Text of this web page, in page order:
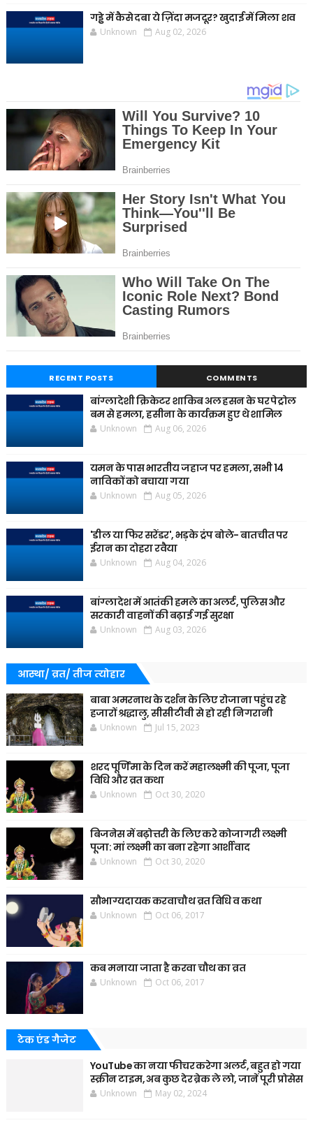
गड्ढे में कैसे दबा ये ज़िंदा मजदूर? खुदाई में मिला शव
Unknown Aug 02, 2026
RECENT POSTS COMMENTS
बांग्लादेशी क्रिकेटर शाकिब अल हसन के घर पेट्रोल
बम से हमला, हसीना के कार्यक्रम हुए थे शामिल
Unknown Aug 06, 2026
यमन के पास भारतीय जहाज पर हमला, सभी 14
नाविकों को बचाया गया
Unknown Aug 05, 2026
'डील या फिर सरेंडर', भड़के ट्रंप बोले- बातचीत पर
ईरान का दोहरा रवैया
Unknown Aug 04, 2026
बांग्लादेश में आतंकी हमले का अलर्ट, पुलिस और
सरकारी वाहनों की बढ़ाई गई सुरक्षा
Unknown Aug 03, 2026
आस्था/ व्रत/ तीज त्‍योहार
बाबा अमरनाथ के दर्शन के लिए रोजाना पहुंच रहे
हजारों श्रद्धालु, सीसीटीवी से हो रही निगरानी
Unknown Jul 15, 2023
शरद पूर्णिमा के दिन करें महालक्ष्मी की पूजा, पूजा
विधि और व्रत कथा
Unknown Oct 30, 2020
बिजनेस में बढ़ोत्तरी के लिए करे कोजागरी लक्ष्मी
पूजा: मां लक्ष्मी का बना रहेगा आर्शीवाद
Unknown Oct 30, 2020
सौभाग्यदायक करवाचौथ व्रत विधि व कथा
Unknown Oct 06, 2017
कब मनाया जाता है करवा चौथ का व्रत
Unknown Oct 06, 2017
टेक एंड गैजेट
YouTube का नया फीचर करेगा अलर्ट, बहुत हो गया
स्क्रीन टाइम, अब कुछ देर ब्रेक ले लो, जानें पूरी प्रोसेस
Unknown May 02, 2024